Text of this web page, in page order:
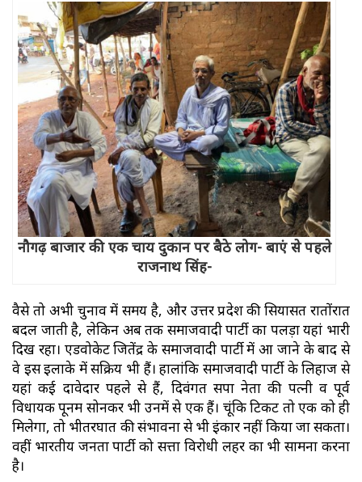
नौगढ़ बाजार की एक चाय दुकान पर बैठे लोग- बाएं से पहले
राजनाथ सिंह-
वैसे तो अभी चुनाव में समय है, और उत्तर प्रदेश की सियासत रातोंरात
बदल जाती है, लेकिन अब तक समाजवादी पार्टी का पलड़ा यहां भारी
दिख रहा। एडवोकेट जितेंद्र के समाजवादी पार्टी में आ जाने के बाद से
वे इस इलाके में सक्रिय भी हैं। हालांकि समाजवादी पार्टी के लिहाज से
यहां कई दावेदार पहले से हैं, दिवंगत सपा नेता की पत्नी व पूर्व
विधायक पूनम सोनकर भी उनमें से एक हैं। चूंकि टिकट तो एक को ही
मिलेगा, तो भीतरघात की संभावना से भी इंकार नहीं किया जा सकता।
वहीं भारतीय जनता पार्टी को सत्ता विरोधी लहर का भी सामना करना
है।